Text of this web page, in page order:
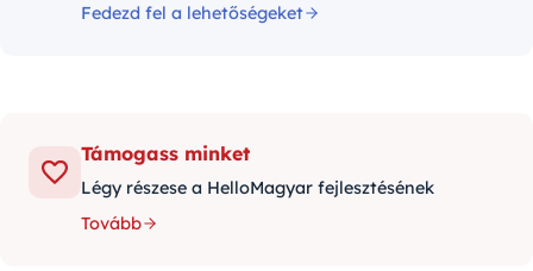
Fedezd fel a lehetőségeket
Támogass minket
Légy részese a HelloMagyar fejlesztésének
Tovább